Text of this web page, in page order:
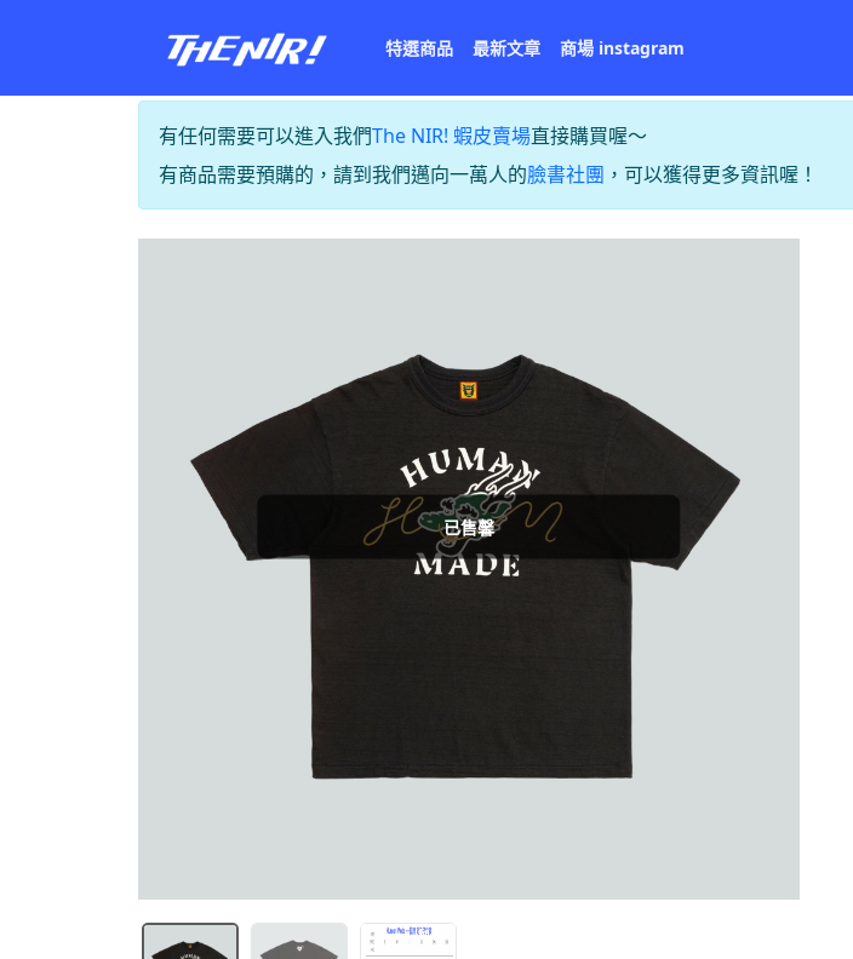
特選商品 最新文章 商場 instagram
有任何需要可以進入我們The NIR! 蝦皮賣場直接購買喔～
有商品需要預購的，請到我們邁向一萬人的臉書社團 ，可以獲得更多資訊喔！
已售馨